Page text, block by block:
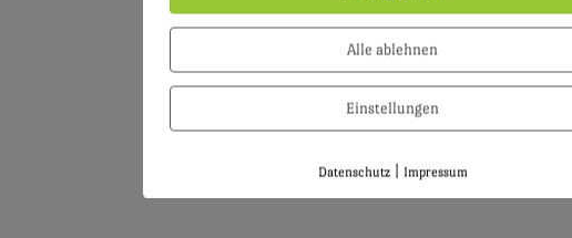
Alle ablehnen
Einstellungen
Datenschutz| Impressum